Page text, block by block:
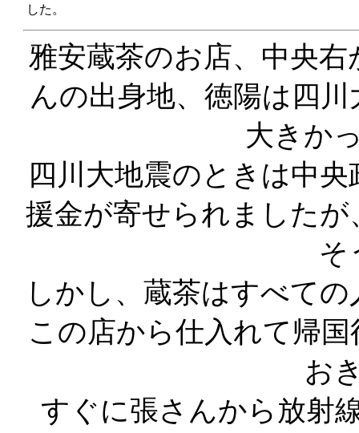
した。
雅安蔵茶のお店、中央
んの出身地、徳陽は四
大きか
四川大地震のときは中
援金が寄せられました
そ
しかし、蔵茶はすべて
この店から仕入れて帰
お
すぐに張さんから放射